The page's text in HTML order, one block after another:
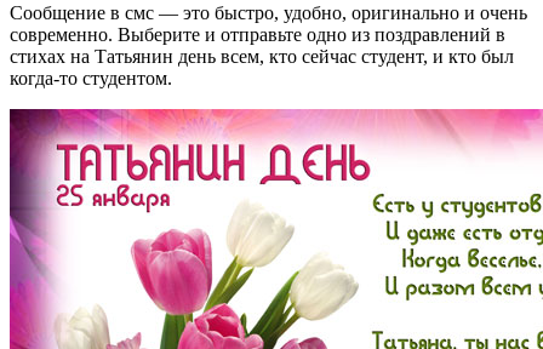
Сообщение в смс — это быстро, удобно, оригинально и очень
современно. Выберите и отправьте одно из поздравлений в
стихах на Татьянин день всем, кто сейчас студент, и кто был
когда-то студентом.